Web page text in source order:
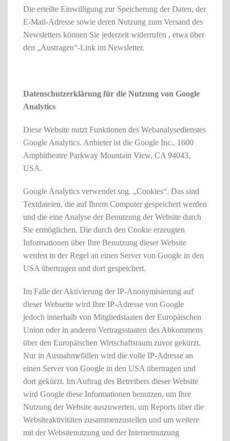
Die erteilte Einwilligung zur Speicherung der Daten, der
E-Mail-Adresse sowie deren Nutzung zum Versand des
Newsletters können Sie jederzeit widerrufen , etwa über
den „Austragen“-Link im Newsletter.
Datenschutzerklärung für die Nutzung von Google
Analytics
Diese Website nutzt Funktionen des Webanalysedienstes
Google Analytics. Anbieter ist die Google Inc., 1600
Amphitheatre Parkway Mountain View, CA 94043,
USA.
Google Analytics verwendet sog. „Cookies“. Das sind
Textdateien, die auf Ihrem Computer gespeichert werden
und die eine Analyse der Benutzung der Website durch
Sie ermöglichen. Die durch den Cookie erzeugten
Informationen über Ihre Benutzung dieser Website
werden in der Regel an einen Server von Google in den
USA übertragen und dort gespeichert.
Im Falle der Aktivierung der IP-Anonymisierung auf
dieser Webseite wird Ihre IP-Adresse von Google
jedoch innerhalb von Mitgliedstaaten der Europäischen
Union oder in anderen Vertragsstaaten des Abkommens
über den Europäischen Wirtschaftsraum zuvor gekürzt.
Nur in Ausnahmefällen wird die volle IP-Adresse an
einen Server von Google in den USA übertragen und
dort gekürzt. Im Auftrag des Betreibers dieser Website
wird Google diese Informationen benutzen, um Ihre
Nutzung der Website auszuwerten, um Reports über die
Websiteaktivitäten zusammenzustellen und um weitere
mit der Websitenutzung und der Internetnutzung